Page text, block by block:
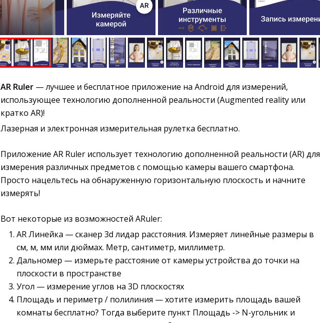
AR Ruler — лучшее и бесплатное приложение на Android для измерений,
использующее технологию дополненной реальности (Augmented reality или
кратко AR)!
Лазерная и электронная измерительная рулетка бесплатно.
Приложение AR Ruler использует технологию дополненной реальности (AR) для
измерения различных предметов с помощью камеры вашего смартфона.
Просто нацельтесь на обнаруженную горизонтальную плоскость и начните
измерять!
Вот некоторые из возможностей ARuler:
AR Линейка — сканер 3d лидар расстояния. Измеряет линейные размеры в
см, м, мм или дюймах. Метр, сантиметр, миллиметр.
Дальномер — измерьте расстояние от камеры устройства до точки на
плоскости в пространстве
Угол — измерение углов на 3D плоскостях
Площадь и периметр / полилиния — хотите измерить площадь вашей
комнаты бесплатно? Тогда выберите пункт Площадь -> N-угольник и